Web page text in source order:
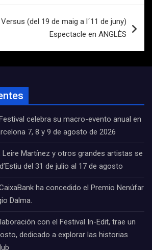
Versus (del 19 de maig a l´11 de juny)
Espectacle en ANGLÈS
celebra su macro-evento anual en
7, 8 y 9 de agosto de 2026
Leire Martínez y otros grandes artistas se
del 31 de julio al 17 de agosto
ha concedido el Premio Nenúfar
Dalma.
con el Festival In-Edit, trae un
dedicado a explorar las historias